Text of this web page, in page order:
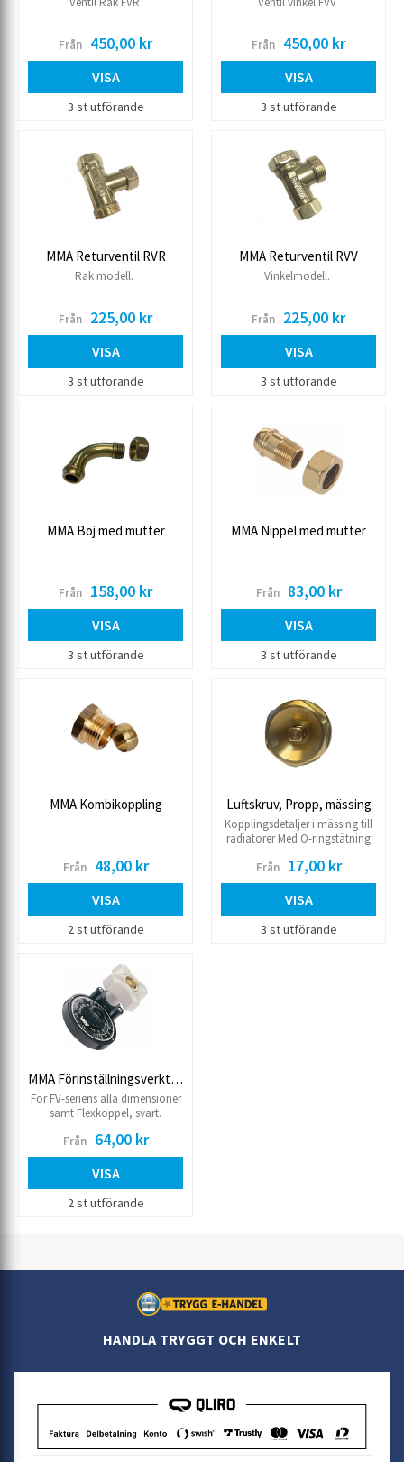
Från 450,00 kr
VISA
3 st utförande
Från 450,00 kr
VISA
3 st utförande
MMA Returventil RVR
Rak modell.
Från 225,00 kr
VISA
3 st utförande
MMA Returventil RVV
Vinkelmodell.
Från 225,00 kr
VISA
3 st utförande
MMA Böj med mutter
Från 158,00 kr
VISA
3 st utförande
MMA Nippel med mutter
Från 83,00 kr
VISA
3 st utförande
MMA Kombikoppling
Från 48,00 kr
VISA
2 st utförande
Luftskruv, Propp, mässing
Kopplingsdetaljer i mässing till
radiatorer Med O-ringstätning
Från
17,00 kr
VISA
3 st utförande
MMA Förinställningsverktyg FV5
För FV-seriens alla dimensioner
samt Flexkoppel, svart.
FN2.
Från 64,00 kr
VISA
2 st utförande
HANDLA TRYGGT OCH ENKELT